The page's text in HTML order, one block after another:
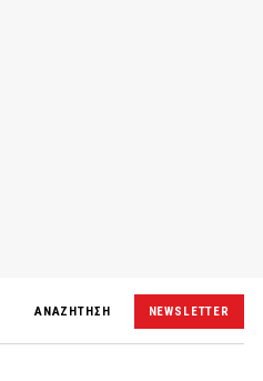
ΑΝΑΖΗΤΗΣΗ NEWSLETTER